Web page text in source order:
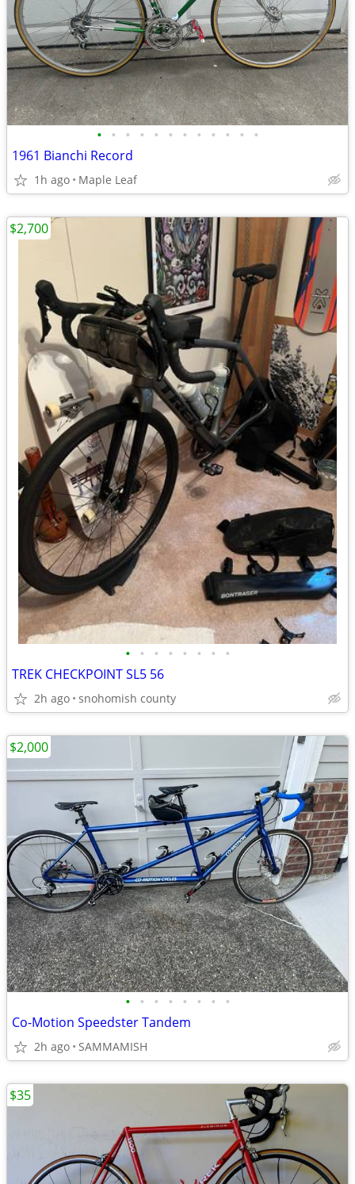
• • • • • • • • • • • •
1961 Bianchi Record
1h ago Maple Leaf
• • • • • • • •
TREK CHECKPOINT SL5 56
2h ago snohomish county
$2,700
• • • • • • • •
Co-Motion Speedster Tandem
2h ago SAMMAMISH
$2,000
$35